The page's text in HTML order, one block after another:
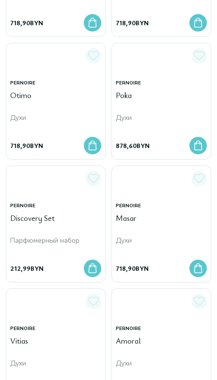
718,90BYN 718,90BYN
PERNOIRE
Otimo
Духи
718,90BYN
PERNOIRE
Poka
Духи
878,60BYN
PERNOIRE
Discovery Set
Парфюмерный набор
212,99BYN
PERNOIRE
Masar
Духи
718,90BYN
PERNOIRE
Vitias
Духи
PERNOIRE
Amoral
Духи